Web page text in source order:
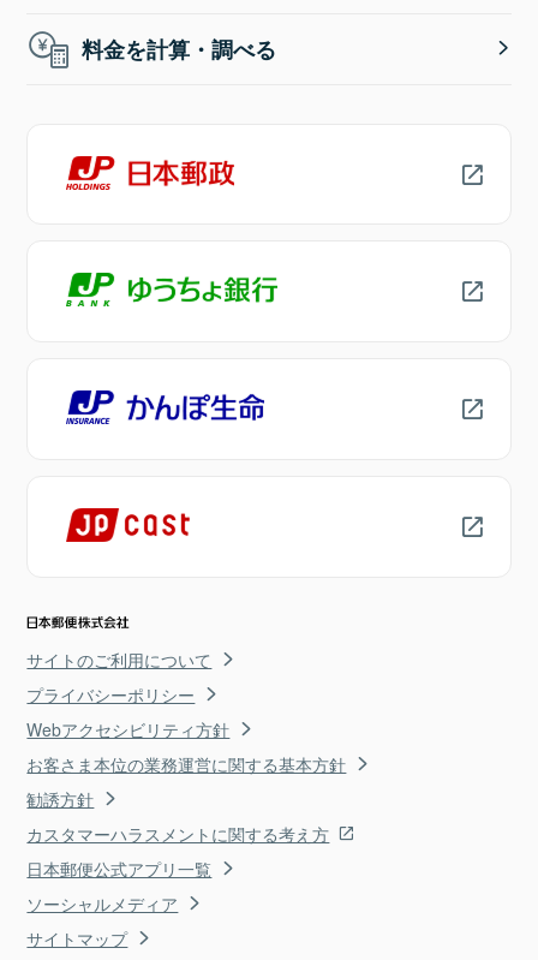
料金を計算・調べる
サイトのご利用について
プライバシーポリシー
Webアクセシビリティ方針
お客さま本位の業務運営に関する基本方針
勧誘方針
カスタマーハラスメントに関する考え方
日本郵便公式アプリ一覧
ソーシャルメディア
サイトマップ